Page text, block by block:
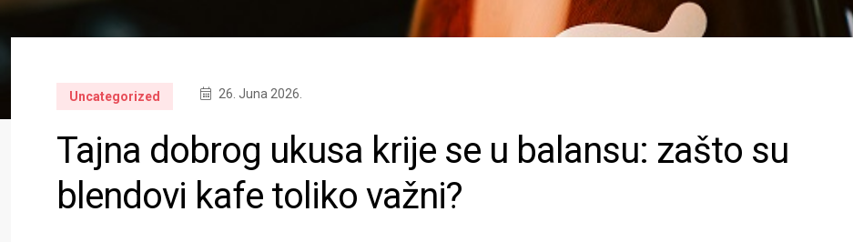
Uncategorized 26. Juna 2026.
Tajna dobrog ukusa krije se u balansu: zašto su
blendovi kafe toliko važni?